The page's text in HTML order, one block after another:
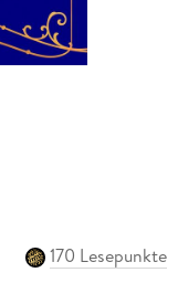
170 Lesepunkte